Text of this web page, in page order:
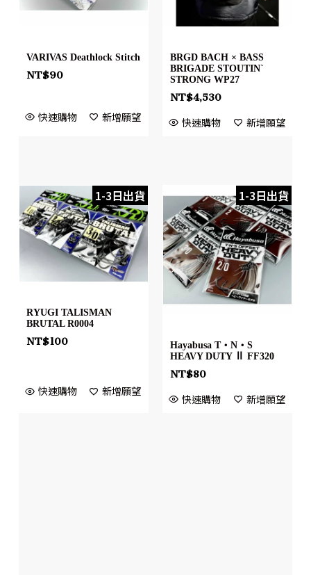
VARIVAS Deathlock Stitch
NT$90
快速購物 新增願望
BRGD BACH × BASS
BRIGADE STOUTIN`
STRONG WP27
NT$4,530
快速購物 新增願望
1-3日出貨
RYUGI TALISMAN
BRUTAL R0004
NT$100
快速購物 新增願望
1-3日出貨
Hayabusa T・N・S
HEAVY DUTY Ⅱ FF320
NT$80
快速購物 新增願望